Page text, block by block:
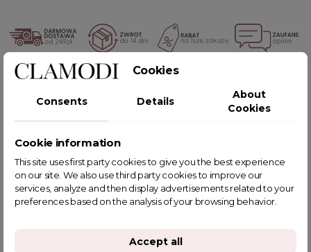
POWIĄZANE TAGI
YOU MIGHT ALSO LIKE
Cookies
Consents Details
About
Cookies
Cookie information
This site uses first party cookies to give you the best experience
on our site. We also use third party cookies to improve our
services, analyze and then display advertisements related to your
preferences based on the analysis of your browsing behavior.
Accept all